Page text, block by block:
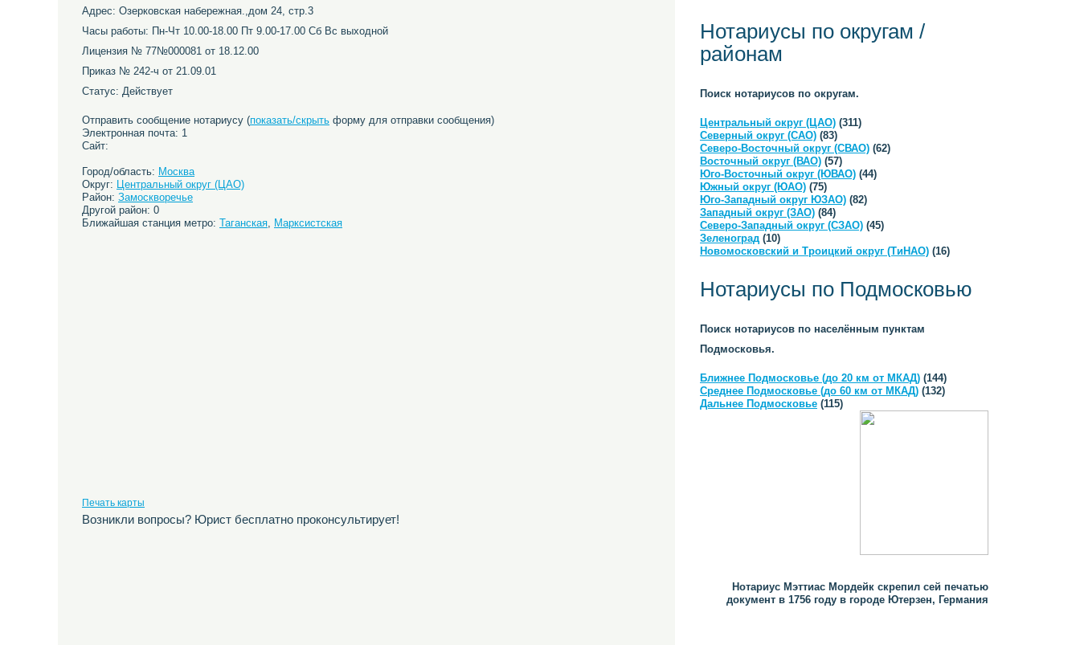
Адрес: Озерковская набережная.,дом 24, стр.3
Часы работы: Пн-Чт 10.00-18.00 Пт 9.00-17.00 Сб Вс выходной
Лицензия № 77№000081 от 18.12.00
Приказ № 242-ч от 21.09.01
Статус: Действует
Отправить сообщение нотариусу (показать/скрыть форму для отправки сообщения)
Электронная почта: 1
Сайт:
Город/область: Москва
Округ: Центральный округ (ЦАО)
Район: Замоскворечье
Другой район: 0
Ближайшая станция метро: Таганская, Марксистская
Печать карты
Возникли вопросы? Юрист бесплатно проконсультирует!
Нотариусы по округам /
районам
Поиск нотариусов по округам.
Центральный округ (ЦАО) (311)
Северный округ (САО) (83)
Северо-Восточный округ (СВАО) (62)
Восточный округ (ВАО) (57)
Юго-Восточный округ (ЮВАО) (44)
Южный округ (ЮАО) (75)
Юго-Западный округ ЮЗАО) (82)
Западный округ (ЗАО) (84)
Северо-Западный округ (СЗАО) (45)
Зеленоград (10)
Новомосковский и Троицкий округ (ТиНАО) (16)
Нотариусы по Подмосковью
Поиск нотариусов по населённым пунктам
Подмосковья.
Ближнее Подмосковье (до 20 км от МКАД) (144)
Среднее Подмосковье (до 60 км от МКАД) (132)
Дальнее Подмосковье (115)
Нотариус Мэттиас Мордейк скрепил сей печатью
документ в 1756 году в городе Ютерзен, Германия